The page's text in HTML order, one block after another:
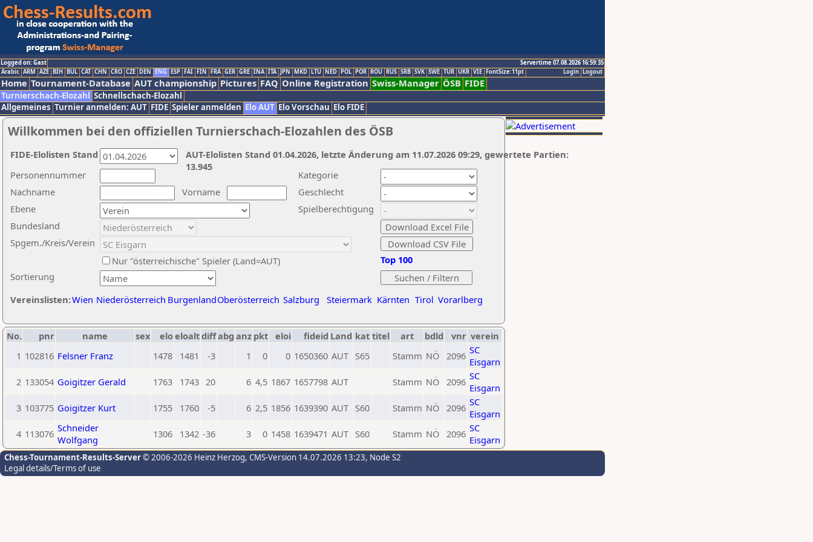
Logged on: Gast
Servertime 07.08.2026 16:59:35
Logout
Login
Arabic ARM AZE BIH BUL CAT CHN CRO CZE DEN ENG ESP FAI FIN FRA GER GRE INA ITA JPN MKD LTU NED POL POR ROU RUS SRB SVK SWE TUR UKR VIE FontSize:11pt
Home Tournament-Database AUT championship Pictures FAQ Online Registration Swiss-Manager ÖSB FIDE
Turnierschach-Elozahl Schnellschach-Elozahl
Allgemeines Turnier anmelden: AUT FIDE Spieler anmelden Elo AUT Elo Vorschau Elo FIDE
Willkommen bei den offiziellen Turnierschach-Elozahlen des ÖSB
Nachname
Vorname
Ebene
Kategorie
Sortierung
Personennummer
Bundesland
Spgem./Kreis/Verein
Geschlecht
Nur "österreichische" Spieler (Land=AUT)
Spielberechtigung
Vereinslisten:Wien Niederösterreich BurgenlandOberösterreich Salzburg Steiermark Kärnten Tirol Vorarlberg
Top 100
AUT-Elolisten Stand 01.04.2026, letzte Änderung am 11.07.2026 09:29, gewertete Partien:
13.945
FIDE-Elolisten Stand
No. pnr name sex eloeloaltdiffabg anz pkt eloi fideid Land kat titel art bdld vnr verein
1 102816 Felsner Franz 1478 1481 -3 1 0 0 1650360 AUT S65 Stamm NÖ 2096 SC
Eisgarn
2 133054 Goigitzer Gerald 1763 1743 20 6 4,5 1867 1657798 AUT Stamm NÖ 2096 SC
Eisgarn
3 103775 Goigitzer Kurt 1755 1760 -5 6 2,5 1856 1639390 AUT S60 Stamm NÖ 2096 SC
Eisgarn
4 113076 Schneider
Wolfgang
1306 1342 -36 3 0 1458 1639471 AUT S60 Stamm NÖ 2096 SC
Eisgarn
Chess-Tournament-Results-Server© 2006-2026 Heinz Herzog, CMS-Version 14.07.2026 13:23, Node S2
Legal details/Terms of use